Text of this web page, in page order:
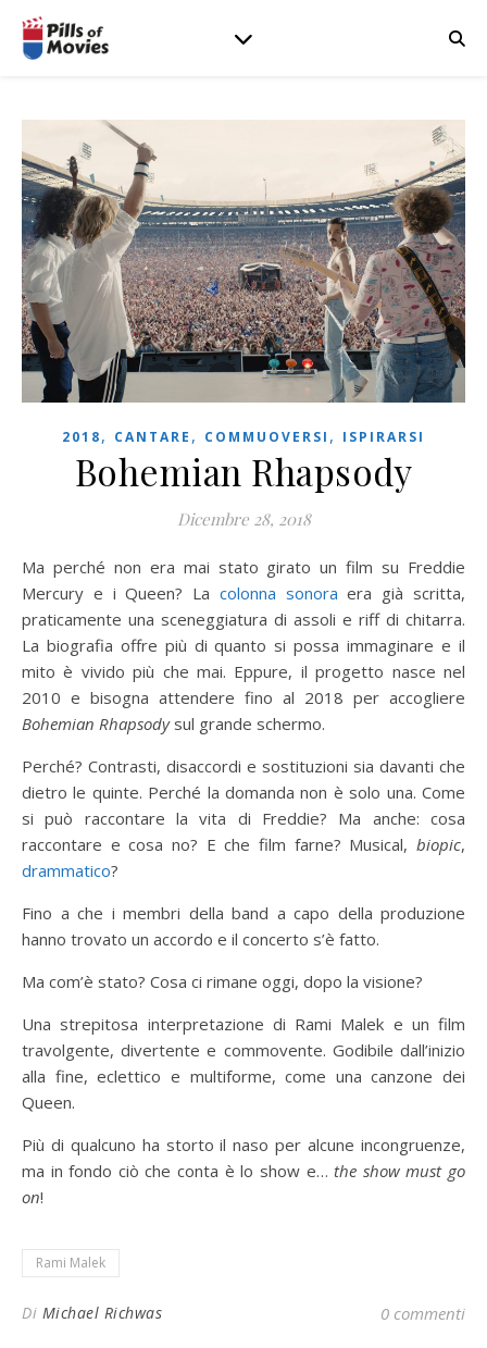
2018, CANTARE , COMMUOVERSI , ISPIRARSI
Bohemian Rhapsody
Dicembre 28, 2018
Ma perché non era mai stato girato un film su Freddie
Mercury e i Queen? La colonna sonora era già scritta,
praticamente una sceneggiatura di assoli e riff di chitarra.
La biografia offre più di quanto si possa immaginare e il
mito è vivido più che mai. Eppure, il progetto nasce nel
2010 e bisogna attendere fino al 2018 per accogliere
Bohemian Rhapsodysul grande schermo.
Perché? Contrasti, disaccordi e sostituzioni sia davanti che
dietro le quinte. Perché la domanda non è solo una. Come
si può raccontare la vita di Freddie? Ma anche: cosa
raccontare e cosa no? E che film farne? Musical, biopic,
drammatico?
Fino a che i membri della band a capo della produzione
hanno trovato un accordo e il concerto s’è fatto.
Ma com’è stato? Cosa ci rimane oggi, dopo la visione?
Una strepitosa interpretazione di Rami Malek e un film
travolgente, divertente e commovente. Godibile dall’inizio
alla fine, eclettico e multiforme, come una canzone dei
Queen.
Più di qualcuno ha storto il naso per alcune incongruenze,
ma in fondo ciò che conta è lo show e…the show must go
on!
Rami Malek
Di Michael Richwas 0 commenti